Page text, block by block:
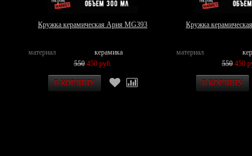
Кружка керамическая Ария MG393
материал
керамика
550 450 руб.
Кружка
материал
550 450